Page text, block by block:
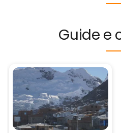
Guide e